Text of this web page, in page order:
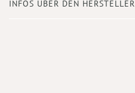
INFOS ÜBER DEN HERSTELLER